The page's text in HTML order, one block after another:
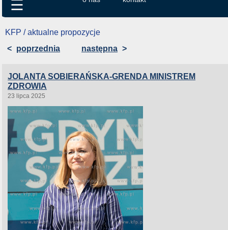
☰
KFP / aktualne propozycje
< poprzednia następna >
JOLANTA SOBIERAŃSKA-GRENDA MINISTREM
ZDROWIA
23 lipca 2025